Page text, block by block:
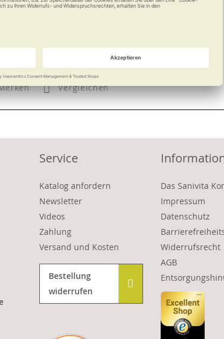
Ohren werden Augen
42,99 €
Vergleichen
Service
Katalog anfordern
Newsletter
Videos
Zahlung
Versand und Kosten
Bestellung
widerrufen
Das Sanivita
Impressum
Datenschutz
Widerrufsrecht
AGB